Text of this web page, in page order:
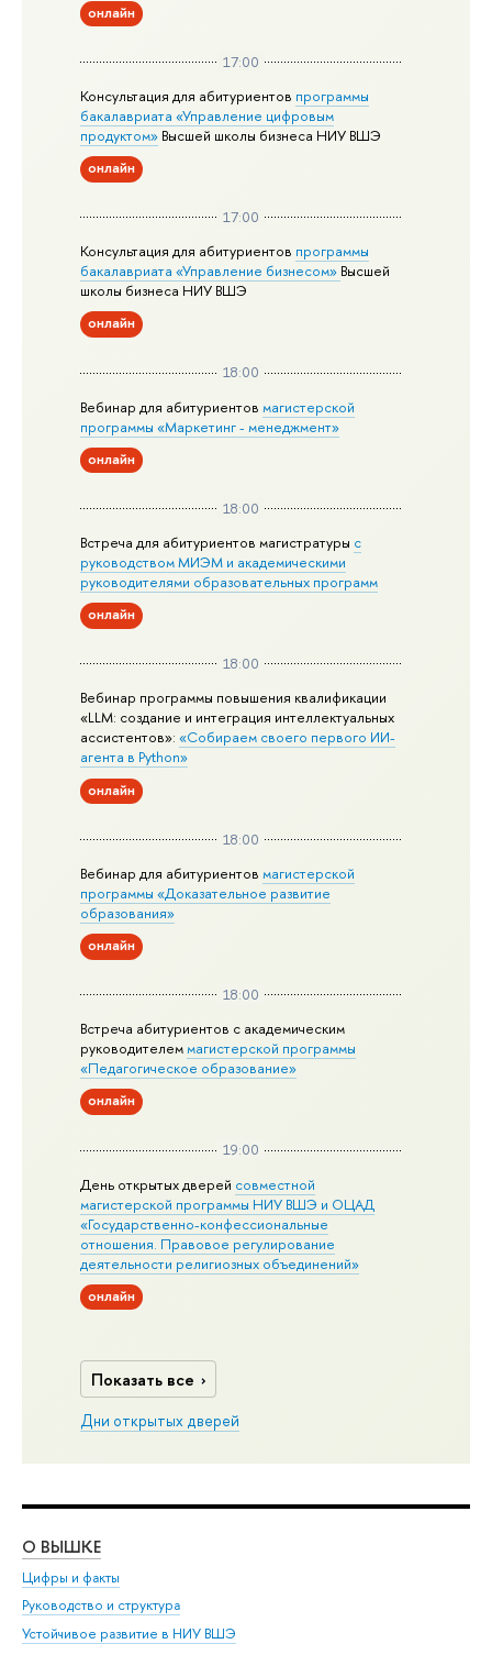
онлайн
17:00
Консультация для абитуриентов программы
бакалавриата «Управление цифровым
продуктом» Высшей школы бизнеса НИУ ВШЭ
онлайн
17:00
Консультация для абитуриентов программы
бакалавриата «Управление бизнесом» Высшей
школы бизнеса НИУ ВШЭ
онлайн
18:00
Вебинар для абитуриентовмагистерской
программы «Маркетинг - менеджмент»
онлайн
18:00
Встреча для абитуриентов магистратуры с
руководством МИЭМ и академическими
руководителями образовательных программ
онлайн
18:00
Вебинар программы повышения квалификации
«LLM: создание и интеграция интеллектуальных
ассистентов»:«Собираем своего первого ИИ-
агента в Python»
онлайн
18:00
Вебинар для абитуриентовмагистерской
программы «Доказательное развитие
образования»
онлайн
18:00
Встреча абитуриентов с академическим
руководителеммагистерской программы
«Педагогическое образование»
онлайн
19:00
День открытых дверей совместной
магистерской программы НИУ ВШЭ и ОЦАД
«Государственно-конфессиональные
отношения. Правовое регулирование
деятельности религиозных объединений»
онлайн
Показать все
Дни открытых дверей
О ВЫШКЕ
Цифры и факты
Руководство и структура
Устойчивое развитие в НИУ ВШЭ